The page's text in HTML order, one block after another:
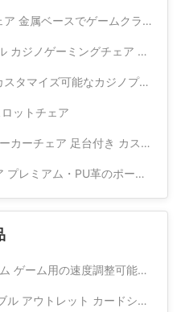
ベースでゲームクラブのために
ングチェア スロットマシンエリア用
ズ可能なカジノプレイヤーチェア
ットチェア
カスタムバーストール カジノゲームに適した
ポーカーゲームストール カジノテーブル用
能なダブルポート ポーカー カード シュレッダー
ウトレット カードシェラダー